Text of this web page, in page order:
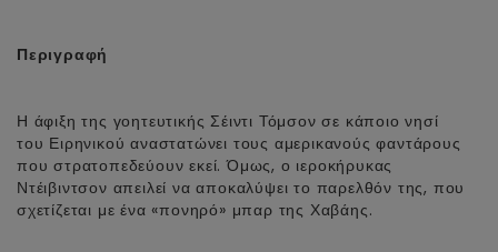
Περιγραφή
Η άφιξη της γοητευτικής Σέιντι Τόμσον σε κάποιο νησί
του Ειρηνικού αναστατώνει τους αμερικανούς φαντάρους
που στρατοπεδεύουν εκεί. Όμως, ο ιεροκήρυκας
Ντέιβιντσον απειλεί να αποκαλύψει το παρελθόν της, που
σχετίζεται με ένα «πονηρό» μπαρ της Χαβάης.